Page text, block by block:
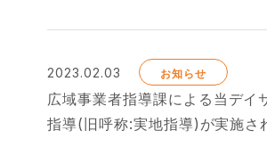
2023.02.03 お知らせ
広域事業者指導課による当デイ
指導(旧呼称:実地指導)が実施さ